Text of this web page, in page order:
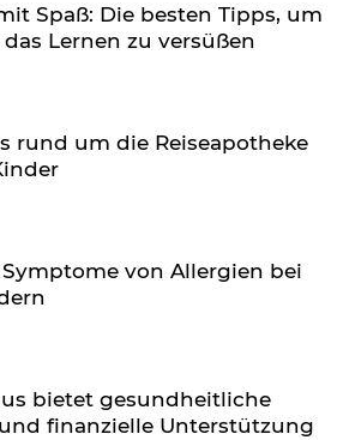
Spaß: Die besten Tipps, um
Lernen zu versüßen
rund um die Reiseapotheke
Symptome von Allergien bei
bietet gesundheitliche
finanzielle Unterstützung